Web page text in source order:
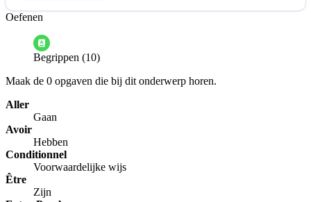
Help ons de video te verbeteren
De audio is slecht
Informatie is onjuist
De docent is te langdradig
De uitleg gaat te langzaam
Afspelen werkte niet
Oefenen
Begrippen (10)
Maak de 0 opgaven die bij dit onderwerp horen.
Aller
Gaan
Avoir
Hebben
Conditionnel
Voorwaardelijke wijs
Être
Zijn